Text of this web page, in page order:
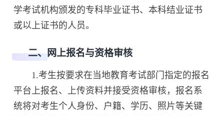
学考试机构颁发的专科毕业证书、本科结业证书
或以上证书的人员。
二、网上报名与资格审核
1.考生按要求在当地教育考试部门指定的报名
平台上报名、上传资料并接受资格审核，报名系
统将对考生个人身份、户籍、学历、照片等关键